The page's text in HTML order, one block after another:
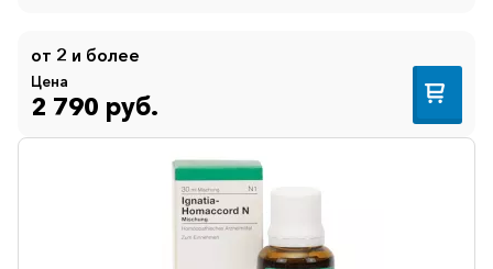
от 2 и более
Цена
2 790 руб.